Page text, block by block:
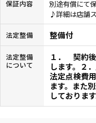
保証内容
別途有償にて
♪詳細は店舗
法定整備 整備付
法定整備
について
１． 契約
します。２
法定点検費
ます。また
しておりま